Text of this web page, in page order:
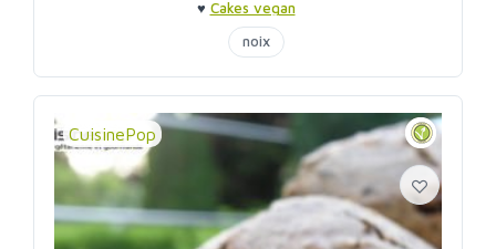
♥ Cakes vegan
noix
CuisinePop